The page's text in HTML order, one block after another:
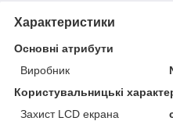
Характеристики
Основні атрибути
Виробник
Користувальницькі
Захист LCD екрана